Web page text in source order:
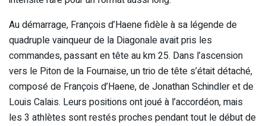
Au démarrage, François d’Haene fidèle à sa légende de
quadruple vainqueur de la Diagonale avait pris les
commandes, passant en tête au km 25. Dans l’ascension
vers le Piton de la Fournaise, un trio de tête s’était détaché,
composé de François d’Haene, de Jonathan Schindler et de
Louis Calais. Leurs positions ont joué à l’accordéon, mais
les 3 athlètes sont restés proches pendant tout le début de